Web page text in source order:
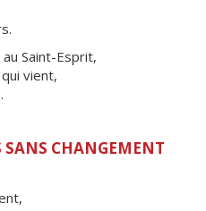
Saint-Esprit,
vient,
CHANGEMENT